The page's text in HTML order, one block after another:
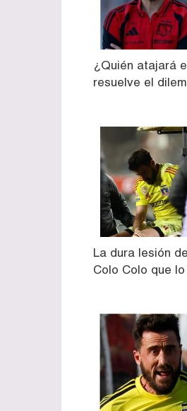
¿Quién atajará
resuelve el
La dura lesión
Colo Colo que